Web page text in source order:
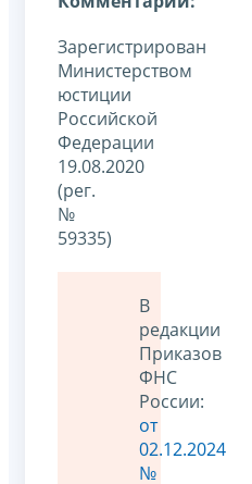
Зарегистрирован
Министерством
юстиции
Российской
Федерации
19.08.2020
(рег.
№
59335)
В
редакции
Приказов
ФНС
России:
от
02.12.2024
№